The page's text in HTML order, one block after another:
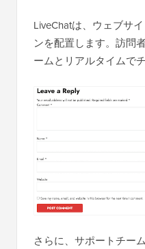
LiveChatは、ウェブサ
ンを配置します。訪問
ームとリアルタイムで
さらに、サポートチー